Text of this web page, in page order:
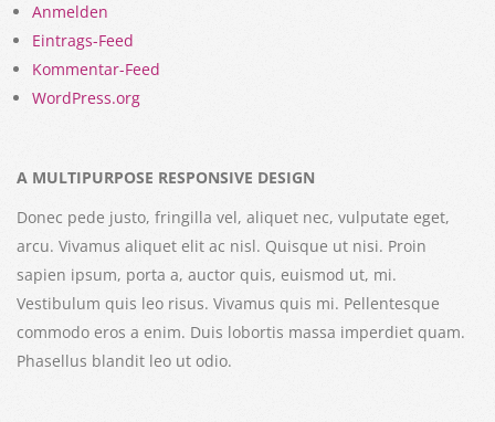
Anmelden
Eintrags-Feed
Kommentar-Feed
WordPress.org
A MULTIPURPOSE RESPONSIVE DESIGN
Donec pede justo, fringilla vel, aliquet nec, vulputate eget,
arcu. Vivamus aliquet elit ac nisl. Quisque ut nisi. Proin
sapien ipsum, porta a, auctor quis, euismod ut, mi.
Vestibulum quis leo risus. Vivamus quis mi. Pellentesque
commodo eros a enim. Duis lobortis massa imperdiet quam.
Phasellus blandit leo ut odio.